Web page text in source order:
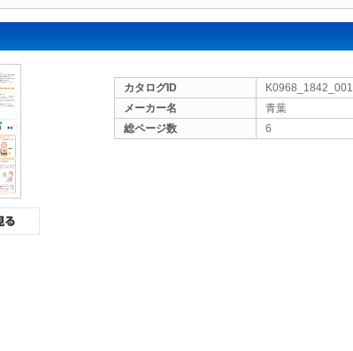
カタログID
K0968_1842_001
メーカー名
青葉
総ページ数
6